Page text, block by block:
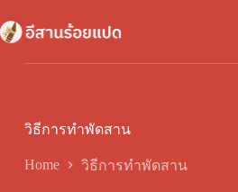
to
content
วิธีการทำพัดสาน
Home วิธีการทำพัดสาน